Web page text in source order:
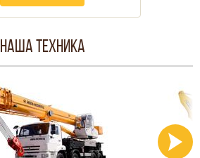
Наша техника